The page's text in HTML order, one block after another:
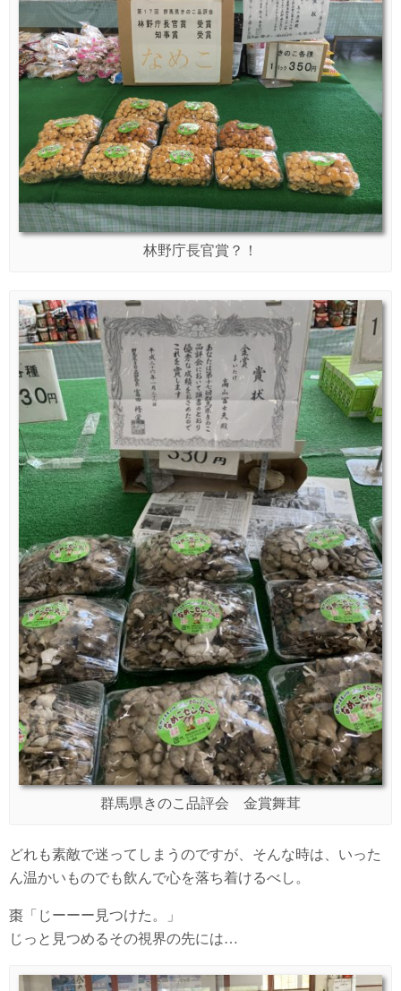
林野庁長官賞？！
群馬県きのこ品評会 金賞舞茸
どれも素敵で迷ってしまうのですが、そんな時は、いった
ん温かいものでも飲んで心を落ち着けるべし。
棗「じーーー見つけた。」
じっと見つめるその視界の先には…